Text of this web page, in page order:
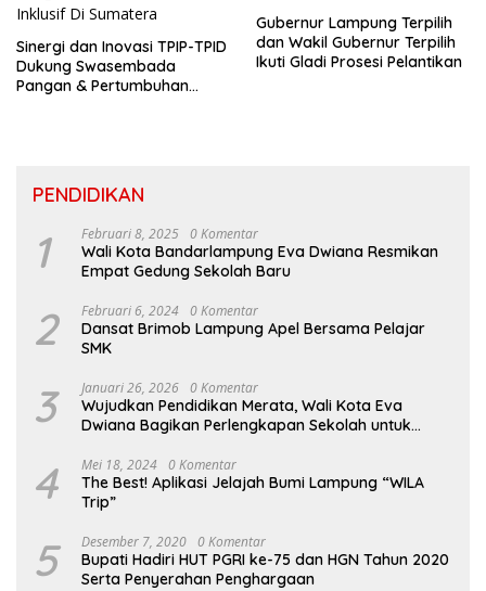
Sinergi dan Inovasi TPIP-TPID
Dukung Swasembada
Pangan & Pertumbuhan
Gubernur Lampung Terpilih
dan Wakil Gubernur Terpilih
Ikuti Gladi Prosesi Pelantikan
PENDIDIKAN
1 Februari 8, 2025 0 Komentar
Wali Kota Bandarlampung Eva Dwiana Resmikan
Empat Gedung Sekolah Baru
2 Februari 6, 2024 0 Komentar
Dansat Brimob Lampung Apel Bersama Pelajar
SMK
3 Januari 26, 2026 0 Komentar
Wujudkan Pendidikan Merata, Wali Kota Eva
Dwiana Bagikan Perlengkapan Sekolah untuk
4 Mei 18, 2024 0 Komentar
The Best! Aplikasi Jelajah Bumi Lampung “WILA
Trip”
5 Desember 7, 2020 0 Komentar
Bupati Hadiri HUT PGRI ke-75 dan HGN Tahun 2020
Serta Penyerahan Penghargaan